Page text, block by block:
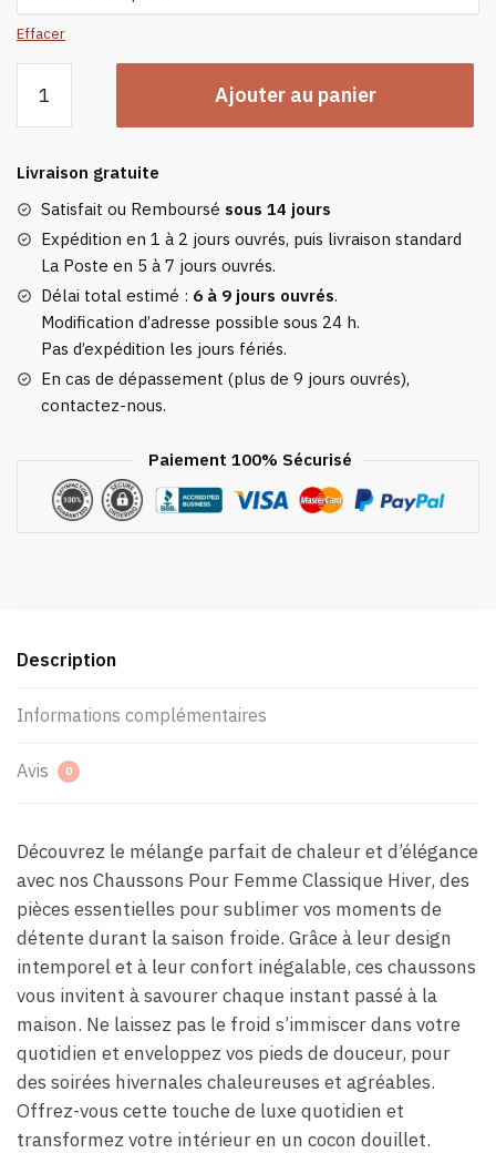
Effacer
Chaussons
Femme
Classique
Hiver
Ajouter au panier
Livraison gratuite
Satisfait ou Remboursé sous 14 jours
Expédition en 1 à 2 jours ouvrés, puis livraison standard
La Poste en 5 à 7 jours ouvrés.
Délai total estimé : 6 à 9 jours ouvrés.
Modification d’adresse possible sous 24 h.
Pas d’expédition les jours fériés.
En cas de dépassement (plus de 9 jours ouvrés),
contactez-nous.
Paiement 100% Sécurisé
Description
Informations complémentaires
Avis 0
Découvrez le mélange parfait de chaleur et d’élégance
avec nos Chaussons Pour Femme Classique Hiver, des
pièces essentielles pour sublimer vos moments de
détente durant la saison froide. Grâce à leur design
intemporel et à leur confort inégalable, ces chaussons
vous invitent à savourer chaque instant passé à la
maison. Ne laissez pas le froid s’immiscer dans votre
quotidien et enveloppez vos pieds de douceur, pour
des soirées hivernales chaleureuses et agréables.
Offrez-vous cette touche de luxe quotidien et
transformez votre intérieur en un cocon douillet.